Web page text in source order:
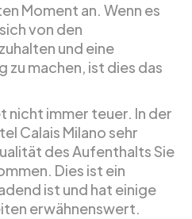
Moment an. Wenn es
von den
und eine
zu machen, ist dies das
nicht immer teuer. In der
Calais Milano sehr
des Aufenthalts Sie
Dies ist ein
ist und hat einige
erwähnenswert.